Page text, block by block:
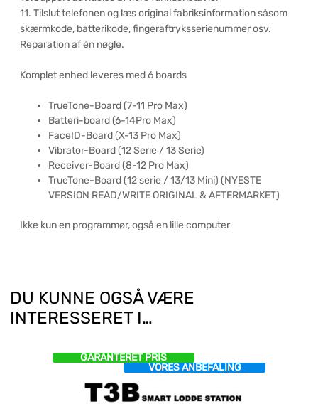
11. Tilslut telefonen og læs original fabriksinformation såsom
skærmkode, batterikode, fingeraftryksserienummer osv.
Reparation af én nøgle.
Komplet enhed leveres med 6 boards
TrueTone-Board (7-11 Pro Max)
Batteri-board (6-14Pro Max)
FaceID-Board (X-13 Pro Max)
Vibrator-Board (12 Serie / 13 Serie)
Receiver-Board (8-12 Pro Max)
TrueTone-Board (12 serie / 13/13 Mini) (NYESTE
VERSION READ/WRITE ORIGINAL & AFTERMARKET)
Ikke kun en programmør, også en lille computer
DU KUNNE OGSÅ VÆRE
INTERESSERET I…
GARANTERET PRIS
VORES ANBEFALING